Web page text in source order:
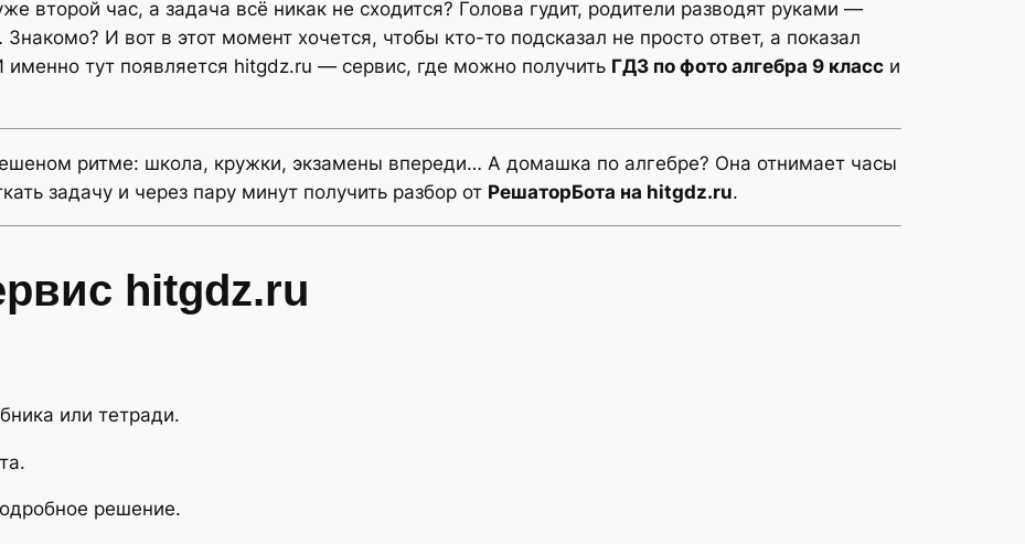
второй час, а задача всё никак не сходится? Голова гудит, родители разводят руками —
И вот в этот момент хочется, чтобы кто-то подсказал не просто ответ, а показал
тут появляется hitgdz.ru — сервис, где можно получить ГДЗ по фото алгебра 9 класс и
ритме: школа, кружки, экзамены впереди… А домашка по алгебре? Она отнимает часы
задачу и через пару минут получить разбор от РешаторБота на hitgdz.ru.
hitgdz.ru
или тетради.
решение.